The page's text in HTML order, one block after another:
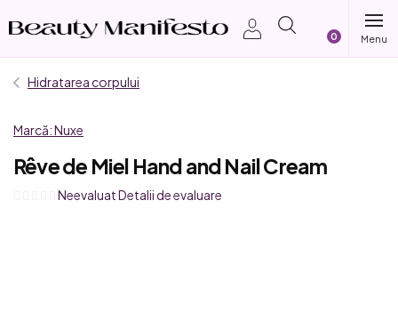
Hidratarea corpului
Marcă:Nuxe
Rêve de Miel Hand and Nail Cream
Evaluarea
NeevaluatDetalii de evaluare